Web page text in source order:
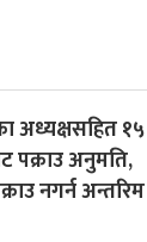
अध्यक्षसहित १५
पक्राउ अनुमति,
नगर्न